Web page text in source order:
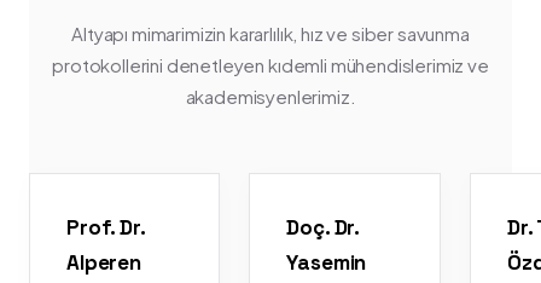
Altyapı mimarimizin kararlılık, hız ve siber savunma
protokollerini denetleyen kıdemli mühendislerimiz ve
akademisyenlerimiz.
Prof. Dr.
Alperen
Doç. Dr.
Yasemin
Dr.